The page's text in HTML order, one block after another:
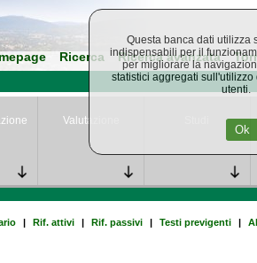
Ricerca Ricerca avanzata
Valutazione
| Rif. attivi | Rif. passivi | Testi previgenti |
Questa banca dati utilizza
indispensabili per il
per migliorare la
statistici aggregati
utenti.
Ok